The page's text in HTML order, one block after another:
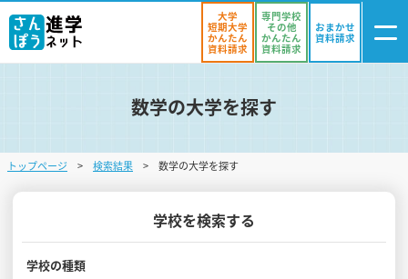
ログイン
・登録
気になる
学校を探す
オープンキャンパスを探す
大学
短期大学
かんたん
資料請求
専門学校
その他
かんたん
資料請求
おまかせ
資料請求
数学の大学を探す
トップページ 検索結果 数学の大学を探す
学校を検索する
学校の種類